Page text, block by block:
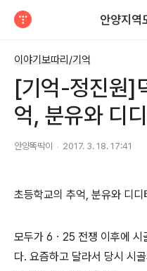
안양지역
이야기보따리/기억
[기억-정진원]
억, 분유와 디디
안양똑딱이 2017. 3. 18. 17:41
초등학교의 추억, 분유와 디디
모두가 6ㆍ25 전쟁 이후에 시
다. 요즘하고 달라서 당시 시